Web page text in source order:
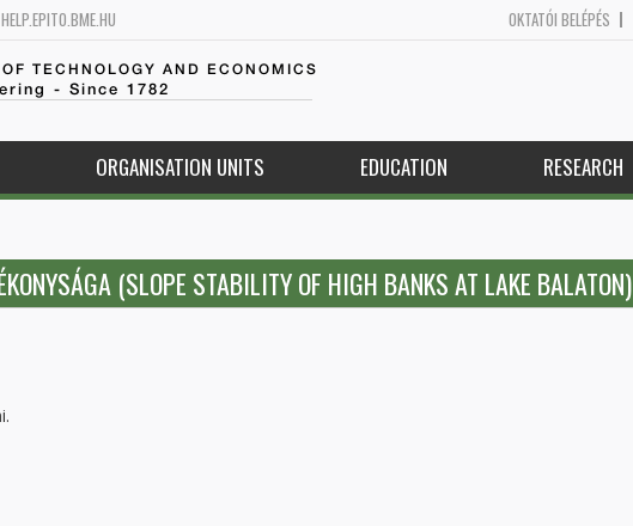
HELP.EPITO.BME.HU OKTATÓI BELÉPÉS
TECHNOLOGY AND ECONOMICS
- Since 1782
ORGANISATION UNITS EDUCATION RESEARCH
(SLOPE STABILITY OF HIGH BANKS AT LAKE BALATON)